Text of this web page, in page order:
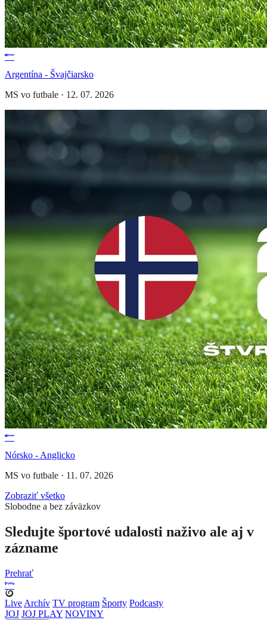
Argentína - Švajčiarsko
MS vo futbale · 12. 07. 2026
Nórsko - Anglicko
MS vo futbale · 11. 07. 2026
Zobraziť všetko
Slobodne a bez záväzkov
Sledujte športové udalosti naživo ale aj v
zázname
Prehrať
Live Archív TV program Športy Podcasty
JOJ JOJ PLAY NOVINY